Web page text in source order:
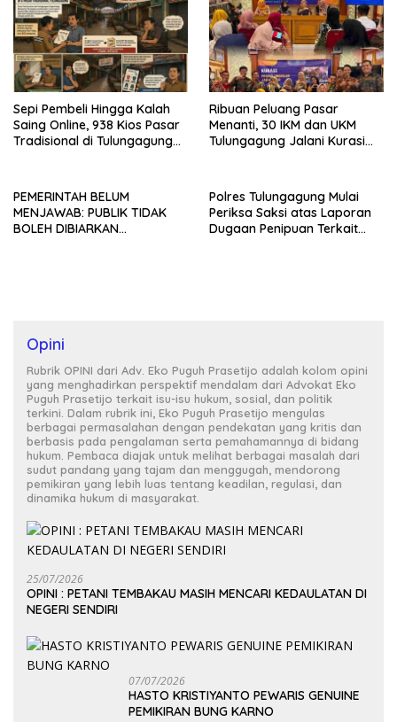
Sepi Pembeli Hingga Kalah
Saing Online, 938 Kios Pasar
Tradisional di Tulungagung
Ribuan Peluang Pasar
Menanti, 30 IKM dan UKM
Tulungagung Jalani Kurasi
PEMERINTAH BELUM
MENJAWAB: PUBLIK TIDAK
BOLEH DIBIARKAN
Polres Tulungagung Mulai
Periksa Saksi atas Laporan
Dugaan Penipuan Terkait
Opini
Rubrik OPINI dari Adv. Eko Puguh Prasetijo adalah kolom opini
yang menghadirkan perspektif mendalam dari Advokat Eko
Puguh Prasetijo terkait isu-isu hukum, sosial, dan politik
terkini. Dalam rubrik ini, Eko Puguh Prasetijo mengulas
berbagai permasalahan dengan pendekatan yang kritis dan
berbasis pada pengalaman serta pemahamannya di bidang
hukum. Pembaca diajak untuk melihat berbagai masalah dari
sudut pandang yang tajam dan menggugah, mendorong
pemikiran yang lebih luas tentang keadilan, regulasi, dan
dinamika hukum di masyarakat.
25/07/2026
OPINI : PETANI TEMBAKAU MASIH MENCARI KEDAULATAN DI
NEGERI SENDIRI
07/07/2026
HASTO KRISTIYANTO PEWARIS GENUINE
PEMIKIRAN BUNG KARNO